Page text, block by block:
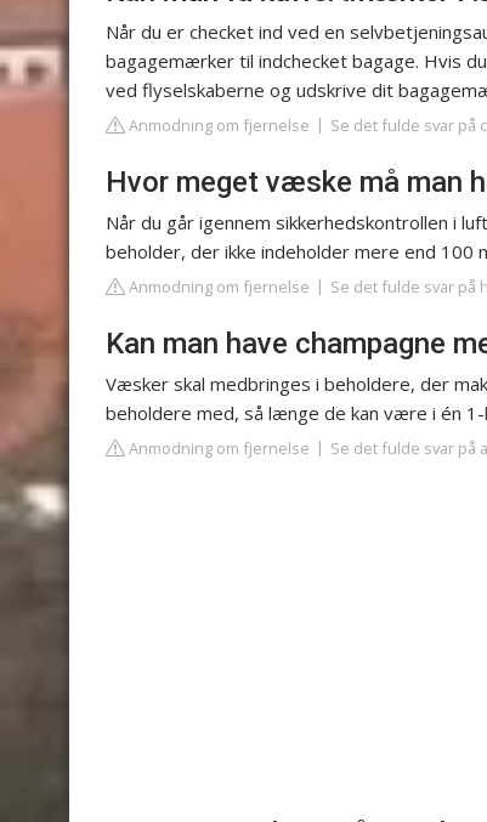
Når du er checket ind ved en
bagagemærker til indchecket bagage. Hvis
ved flyselskaberne og udskrive dit
Anmodning om fjernelse Se det fulde svar på
Hvor meget væske må man
Når du går igennem sikkerhedskontrollen i
beholder, der ikke indeholder mere end 100
Anmodning om fjernelse Se det fulde svar på
Kan man have champagne
Væsker skal medbringes i beholdere, der
beholdere med, så længe de kan være i én
Anmodning om fjernelse Se det fulde svar på